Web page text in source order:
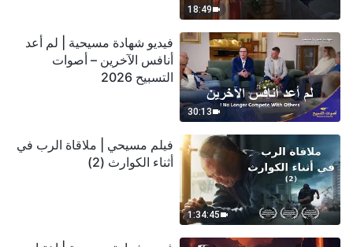
18:49
30:13
فيديو شهادة مسيحية | لم أعد
أنافس الآخرين – أصوات
التسبيح 2026
1:34:45
فيلم مسيحي | ملاقاة الرب في
أثناء الكوارث (2)